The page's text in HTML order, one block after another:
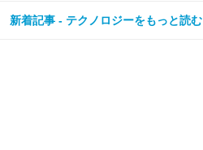
新着記事 - テクノロジーをもっと読む